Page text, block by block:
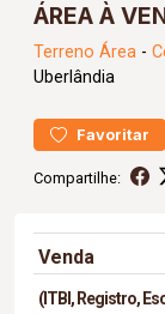
ÁREA À
Terreno Área -
Uberlândia
Favoritar
Compartilhe:
Venda
(ITBI, Registro,